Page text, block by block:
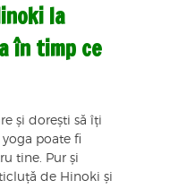
la
în timp ce
și dorești să îți
poate fi
tine. Pur și
de Hinoki și